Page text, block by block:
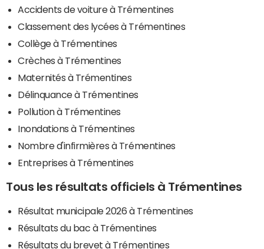
Accidents de voiture à Trémentines
Classement des lycées à Trémentines
Collège à Trémentines
Crèches à Trémentines
Maternités à Trémentines
Délinquance à Trémentines
Pollution à Trémentines
Inondations à Trémentines
Nombre d'infirmières à Trémentines
Entreprises à Trémentines
Tous les résultats officiels à Trémentines
Résultat municipale 2026 à Trémentines
Résultats du bac à Trémentines
Résultats du brevet à Trémentines